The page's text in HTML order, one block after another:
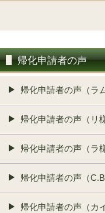
帰化申請者の声
帰化申請者の声（ラ
帰化申請者の声（リ
帰化申請者の声（ラ
帰化申請者の声（
帰化申請者の声（カ